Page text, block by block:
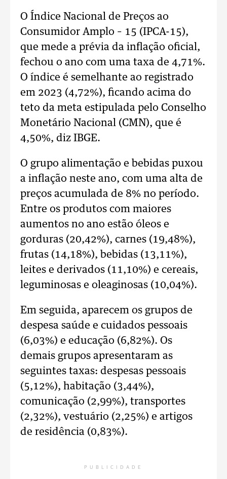
O Índice Nacional de Preços ao
Consumidor Amplo – 15 (IPCA-15),
que mede a prévia da inflação oficial,
fechou o ano com uma taxa de 4,71%.
O índice é semelhante ao registrado
em 2023 (4,72%), ficando acima do
teto da meta estipulada pelo Conselho
Monetário Nacional (CMN), que é
4,50%, diz IBGE.
O grupo alimentação e bebidas puxou
a inflação neste ano, com uma alta de
preços acumulada de 8% no período.
Entre os produtos com maiores
aumentos no ano estão óleos e
gorduras (20,42%), carnes (19,48%),
frutas (14,18%), bebidas (13,11%),
leites e derivados (11,10%) e cereais,
leguminosas e oleaginosas (10,04%).
Em seguida, aparecem os grupos de
despesa saúde e cuidados pessoais
(6,03%) e educação (6,82%). Os
demais grupos apresentaram as
seguintes taxas: despesas pessoais
(5,12%), habitação (3,44%),
comunicação (2,99%), transportes
(2,32%), vestuário (2,25%) e artigos
de residência (0,83%).
PUBLICIDADE